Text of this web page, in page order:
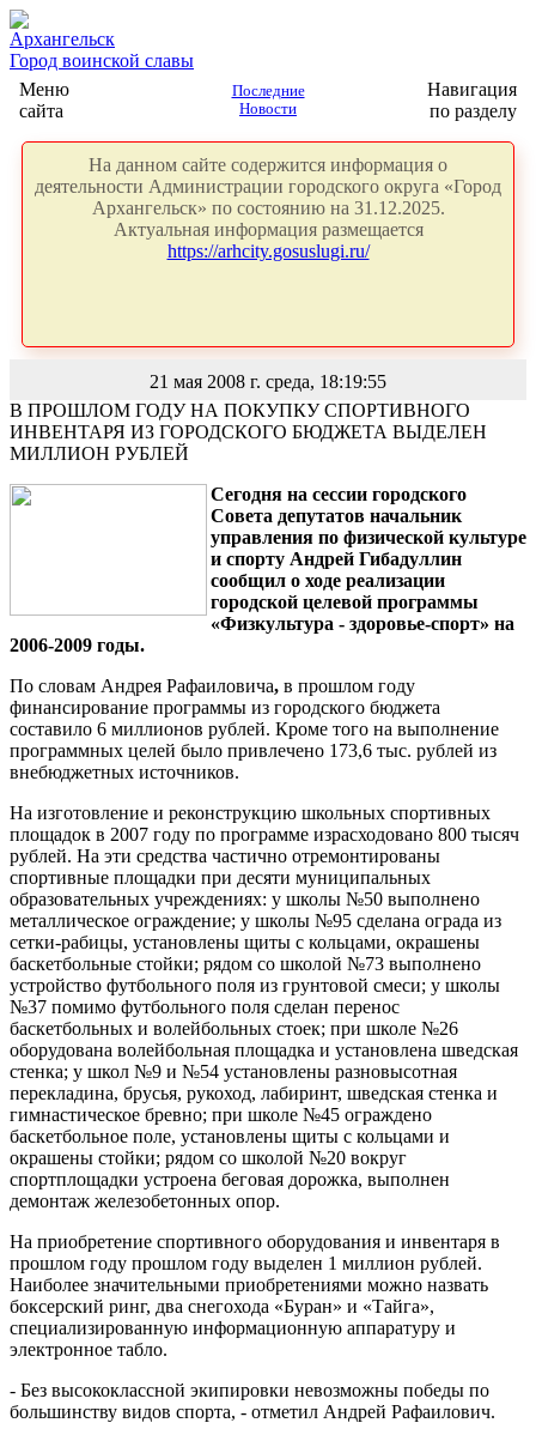
Архангельск
Город воинской славы
Меню
сайта
Последние
Новости
Навигация
по разделу
На данном сайте содержится информация о
деятельности Администрации городского округа «Город
Архангельск» по состоянию на 31.12.2025.
Актуальная информация размещается
https://arhcity.gosuslugi.ru/
21 мая 2008 г. среда, 18:19:55
В ПРОШЛОМ ГОДУ НА ПОКУПКУ СПОРТИВНОГО
ИНВЕНТАРЯ ИЗ ГОРОДСКОГО БЮДЖЕТА ВЫДЕЛЕН
МИЛЛИОН РУБЛЕЙ
Сегодня на сессии городского
Совета депутатов начальник
управления по физической культуре
и спорту Андрей Гибадуллин
сообщил о ходе реализации
городской целевой программы
«Физкультура - здоровье-спорт» на
2006-2009 годы.
По словам Андрея Рафаиловича, в прошлом году
финансирование программы из городского бюджета
составило 6 миллионов рублей. Кроме того на выполнение
программных целей было привлечено 173,6 тыс. рублей из
внебюджетных источников.
На изготовление и реконструкцию школьных спортивных
площадок в 2007 году по программе израсходовано 800 тысяч
рублей. На эти средства частично отремонтированы
спортивные площадки при десяти муниципальных
образовательных учреждениях: у школы №50 выполнено
металлическое ограждение; у школы №95 сделана ограда из
сетки-рабицы, установлены щиты с кольцами, окрашены
баскетбольные стойки; рядом со школой №73 выполнено
устройство футбольного поля из грунтовой смеси; у школы
№37 помимо футбольного поля сделан перенос
баскетбольных и волейбольных стоек; при школе №26
оборудована волейбольная площадка и установлена шведская
стенка; у школ №9 и №54 установлены разновысотная
перекладина, брусья, рукоход, лабиринт, шведская стенка и
гимнастическое бревно; при школе №45 ограждено
баскетбольное поле, установлены щиты с кольцами и
окрашены стойки; рядом со школой №20 вокруг
спортплощадки устроена беговая дорожка, выполнен
демонтаж железобетонных опор.
На приобретение спортивного оборудования и инвентаря в
прошлом году прошлом году выделен 1 миллион рублей.
Наиболее значительными приобретениями можно назвать
боксерский ринг, два снегохода «Буран» и «Тайга»,
специализированную информационную аппаратуру и
электронное табло.
- Без высококлассной экипировки невозможны победы по
большинству видов спорта, - отметил Андрей Рафаилович.